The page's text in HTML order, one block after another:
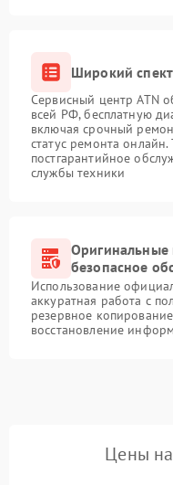
Широкий
Сервисный центр ATN
всей РФ, бесплатную
включая срочный
статус ремонта онлайн.
постгарантийное
службы техники
безопасное
Использование
аккуратная работа с
резервное
восстановление
Цены